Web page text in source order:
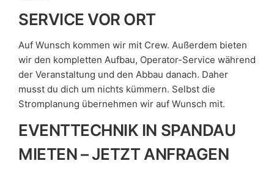
SERVICE VOR ORT
Auf Wunsch kommen wir mit Crew. Außerdem bieten
wir den kompletten Aufbau, Operator-Service während
der Veranstaltung und den Abbau danach. Daher
musst du dich um nichts kümmern. Selbst die
Stromplanung übernehmen wir auf Wunsch mit.
EVENTTECHNIK IN SPANDAU
MIETEN – JETZT ANFRAGEN